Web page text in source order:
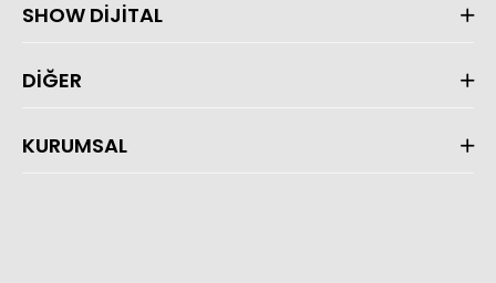
SHOW DİJİTAL
DİĞER
KURUMSAL